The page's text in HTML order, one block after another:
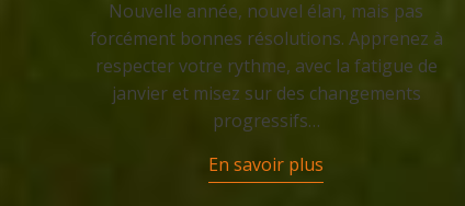
Nouvelle année, nouvel élan, mais pas
forcément bonnes résolutions. Apprenez à
respecter votre rythme, avec la fatigue de
janvier et misez sur des changements
progressifs…
En savoir plus